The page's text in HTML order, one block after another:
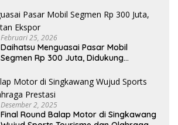
Februari 25, 2026
Daihatsu Menguasai Pasar Mobil
Segmen Rp 300 Juta, Didukung
Desember 2, 2025
Final Round Balap Motor di Singkawang